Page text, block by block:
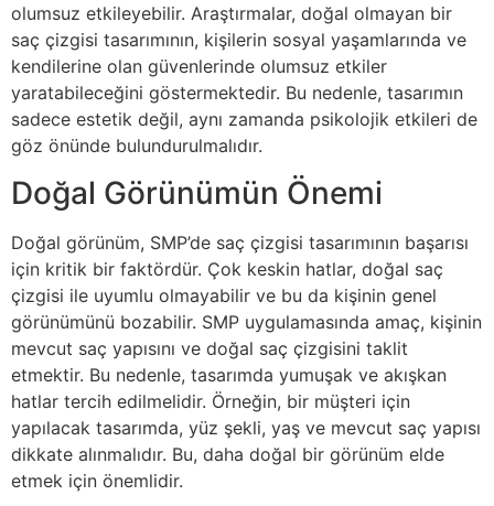
olumsuz etkileyebilir. Araştırmalar, doğal olmayan bir
saç çizgisi tasarımının, kişilerin sosyal yaşamlarında ve
kendilerine olan güvenlerinde olumsuz etkiler
yaratabileceğini göstermektedir. Bu nedenle, tasarımın
sadece estetik değil, aynı zamanda psikolojik etkileri de
göz önünde bulundurulmalıdır.
Doğal Görünümün Önemi
Doğal görünüm, SMP’de saç çizgisi tasarımının başarısı
için kritik bir faktördür. Çok keskin hatlar, doğal saç
çizgisi ile uyumlu olmayabilir ve bu da kişinin genel
görünümünü bozabilir. SMP uygulamasında amaç, kişinin
mevcut saç yapısını ve doğal saç çizgisini taklit
etmektir. Bu nedenle, tasarımda yumuşak ve akışkan
hatlar tercih edilmelidir. Örneğin, bir müşteri için
yapılacak tasarımda, yüz şekli, yaş ve mevcut saç yapısı
dikkate alınmalıdır. Bu, daha doğal bir görünüm elde
etmek için önemlidir.